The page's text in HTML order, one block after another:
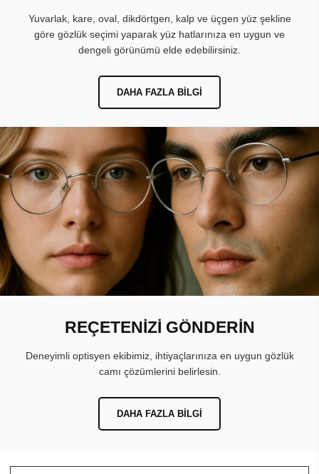
Yuvarlak, kare, oval, dikdörtgen, kalp ve üçgen yüz şekline
göre gözlük seçimi yaparak yüz hatlarınıza en uygun ve
dengeli görünümü elde edebilirsiniz.
DAHA FAZLA BILGI
REÇETENİZİ GÖNDERİN
Deneyimli optisyen ekibimiz, ihtiyaçlarınıza en uygun gözlük
camı çözümlerini belirlesin.
DAHA FAZLA BILGI